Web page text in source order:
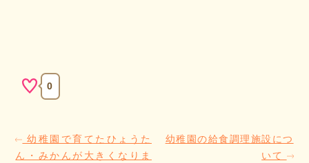
0
幼稚園で育てたひょうた
ん・みかんが大きくなりま
幼稚園の給食調理施設につ
いて